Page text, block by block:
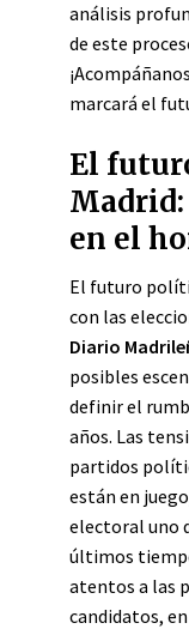
análisis
de este
marcará el
El
Madrid:
en el
El futuro
con las
Diario
posibles
definir el
años. Las
partidos
están en
electoral uno
últimos
atentos a las
candidatos,